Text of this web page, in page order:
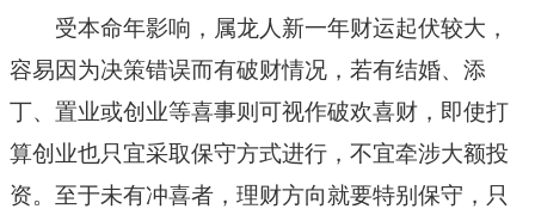
受本命年影响，属龙人新一年财运起伏较大，
容易因为决策错误而有破财情况，若有结婚、添
丁、置业或创业等喜事则可视作破欢喜财，即使打
算创业也只宜采取保守方式进行，不宜牵涉大额投
资。至于未有冲喜者，理财方向就要特别保守，只